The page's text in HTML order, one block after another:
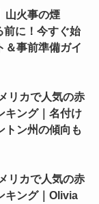
山火事の煙
前に！今すぐ始
＆事前準備ガイ
リカで人気の赤
キング｜名付け
トン州の傾向も
リカで人気の赤
キング｜Olivia